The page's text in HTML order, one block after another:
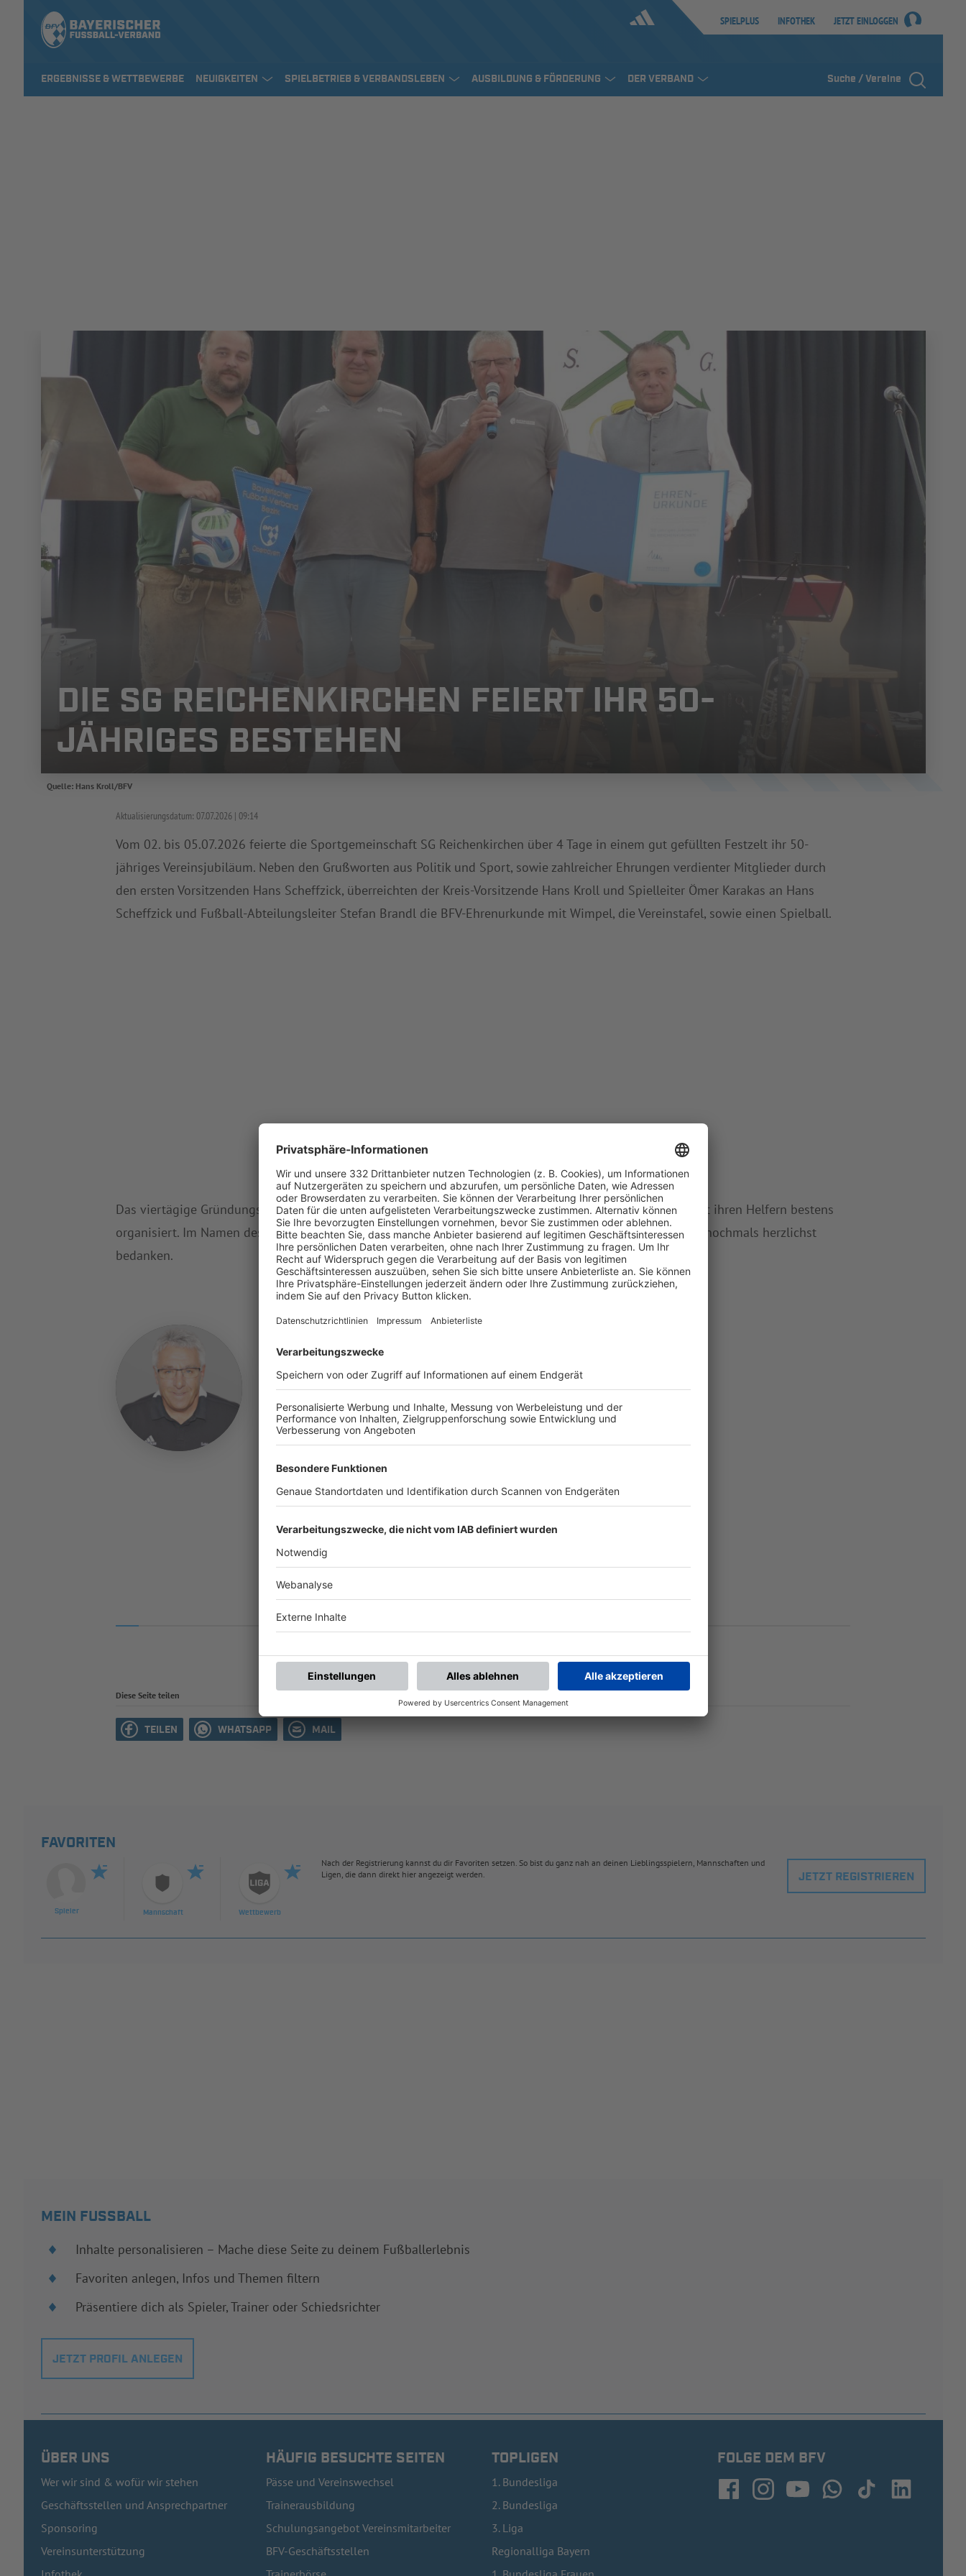
SPIELPLUS INFOTHEK JETZT EINLOGGEN
ERGEBNISSE & WETTBEWERBE NEUIGKEITEN SPIELBETRIEB & VERBANDSLEBEN AUSBILDUNG & FÖRDERUNG DER VERBAND Suche / Vereine
Quelle: Hans Kroll/BFV
DIE SG REICHENKIRCHEN FEIERT IHR 50-
JÄHRIGES BESTEHEN
Aktualisierungsdatum: 07.07.2026 09:14
Vom 02. bis 05.07.2026 feierte die Sportgemeinschaft SG Reichenkirchen über 4 Tage in einem gut gefüllten Festzelt ihr 50-
jähriges Vereinsjubiläum. Neben den Grußworten aus Politik und Sport, sowie zahlreicher Ehrungen verdienter Mitglieder durch
den ersten Vorsitzenden Hans Scheffzick, überreichten der Kreis-Vorsitzende Hans Kroll und Spielleiter Ömer Karakas an Hans
Scheffzick und Fußball-Abteilungsleiter Stefan Brandl die BFV-Ehrenurkunde mit Wimpel, die Vereinstafel, sowie einen Spielball.
Das viertägige Gründungsfest samt Ehrungs-Nachmittag am Sonntag wurde von den Verantwortlichen mit ihren Helfern bestens
organisiert. Im Namen des BFV möchten wir uns bei der SG Reichenkirchen für die freundliche Einladung nochmals herzlichst
bedanken.
GRUPPEN-SCHIEDSRICHTEROBMANN
Oberbayern
8140 Ingolstadt
KREIS-VORSITZENDER
Oberbayern
Donau/ Isar
Hans Kroll
Ulmenweg 19
85049 Ingolstadt
Mobil:
017663864901
Diese Seite teilen
TEILEN WHATSAPP MAIL
FAVORITEN
Spieler Mannschaft Wettbewerb
Nach der Registrierung kannst du dir Favoriten setzen. So bist du ganz nah an deinen Lieblingsspielern, Mannschaften und
Ligen, die dann direkt hier angezeigt werden.
JETZT REGISTRIEREN
MEIN FUSSBALL
Inhalte personalisieren – Mache diese Seite zu deinem Fußballerlebnis
Favoriten anlegen, Infos und Themen filtern
Präsentiere dich als Spieler, Trainer oder Schiedsrichter
JETZT PROFIL ANLEGEN
ÜBER UNS
Wer wir sind & wofür wir stehen
Geschäftsstellen und Ansprechpartner
Sponsoring
Vereinsunterstützung
HÄUFIG BESUCHTE SEITEN
Pässe und Vereinswechsel
Trainerausbildung
Schulungsangebot Vereinsmitarbeiter
BFV-Geschäftsstellen
TOPLIGEN
1. Bundesliga
2. Bundesliga
3. Liga
Regionalliga Bayern
FOLGE DEM BFV